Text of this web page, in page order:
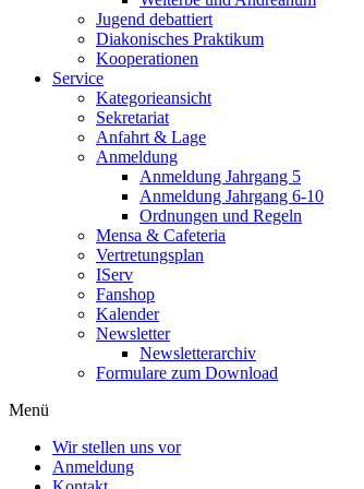
Jugend debattiert
Diakonisches Praktikum
Kooperationen
Service
Kategorieansicht
Sekretariat
Anfahrt & Lage
Anmeldung
Anmeldung Jahrgang 5
Anmeldung Jahrgang 6-10
Ordnungen und Regeln
Mensa & Cafeteria
Vertretungsplan
IServ
Fanshop
Kalender
Newsletter
Newsletterarchiv
Formulare zum Download
Menü
Wir stellen uns vor
Anmeldung